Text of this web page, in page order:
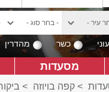
כשר מהדרין
מסעדות
> קפה בויוזה >